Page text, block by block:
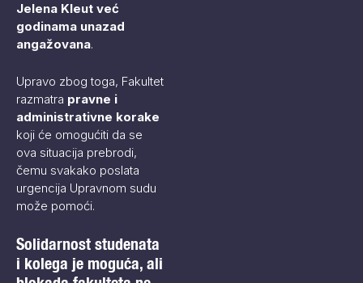
Jelena Kleut već
godinama unazad
angažovana.
Upravo zbog toga, Fakultet
razmatra pravne i
administrativne korake
koji će omogućiti da se
ova situacija prebrodi,
čemu svakako poslata
urgencija Upravnom sudu
može pomoći.
Solidarnost studenata
i kolega je moguća, ali